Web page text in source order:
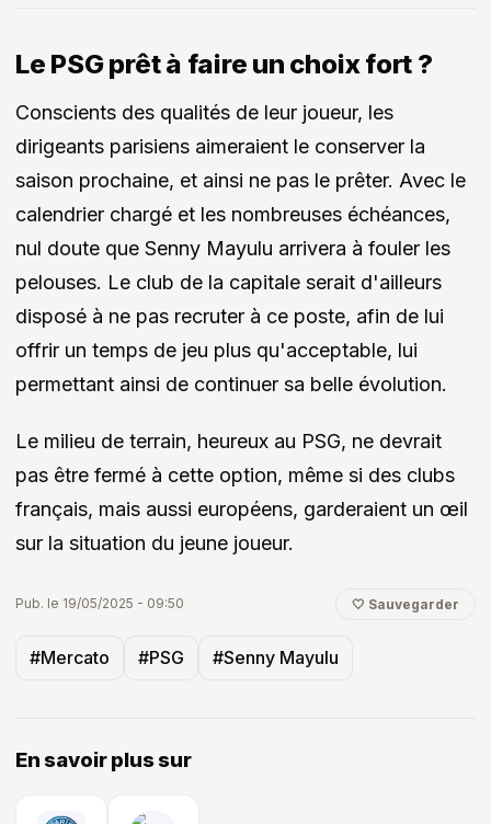
Le PSG prêt à faire un choix fort ?
Conscients des qualités de leur joueur, les
dirigeants parisiens aimeraient le conserver la
saison prochaine, et ainsi ne pas le prêter. Avec le
calendrier chargé et les nombreuses échéances,
nul doute que Senny Mayulu arrivera à fouler les
pelouses. Le club de la capitale serait d'ailleurs
disposé à ne pas recruter à ce poste, afin de lui
offrir un temps de jeu plus qu'acceptable, lui
permettant ainsi de continuer sa belle évolution.
Le milieu de terrain, heureux au PSG, ne devrait
pas être fermé à cette option, même si des clubs
français, mais aussi européens, garderaient un œil
sur la situation du jeune joueur.
Pub. le 19/05/2025 - 09:50 🤍 Sauvegarder
#Mercato #PSG #Senny Mayulu
En savoir plus sur